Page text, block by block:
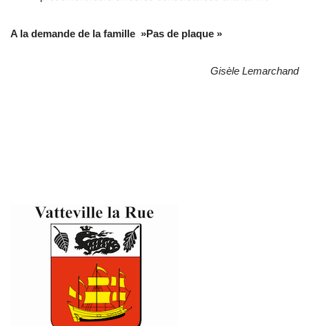
A la demande de la famille »Pas de plaque »
Gisèle Lemarchand